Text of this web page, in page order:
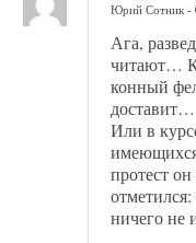
Юрий Сотник-
Ага,
читают…
конный
доставит…
Или в
протест
ничего